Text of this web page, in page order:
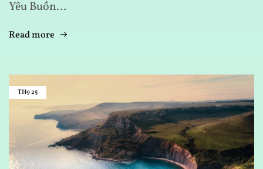
Yêu Buồn…
Read more
TH925